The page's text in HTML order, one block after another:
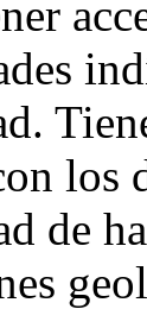
los
de